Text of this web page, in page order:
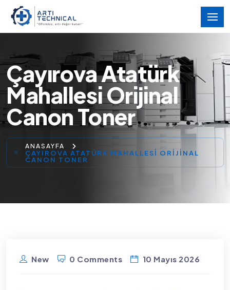
Çayırova Atatürk
Mahallesi Orijinal
Canon Toner
ANASAYFA
ÇAYIROVA ATATÜRK MAHALLESI ORIJINAL
CANON TONER
New 0 Comments 10 Mayıs 2026